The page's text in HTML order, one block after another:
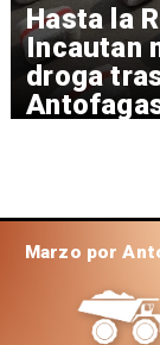
Hasta la
Incautan
droga
Marzo por